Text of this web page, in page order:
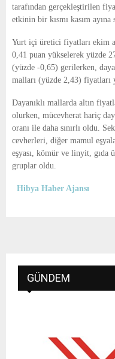
tarafından gerçekleştirilen
etkinin bir kısmı kasım ayına
Yurt içi üretici fiyatları ekim
0,41 puan yükselerek yüzde
(yüzde -0,65) gerilerken,
malları (yüzde 2,43) fiyatları
Dayanıklı mallarda altın
olurken, mücevherat hariç
oranı ile daha sınırlı oldu.
cevherleri, diğer mamul
eşyası, kömür ve linyit, gıda
gruplar oldu.
Hibya Haber Ajansı
GÜNDEM